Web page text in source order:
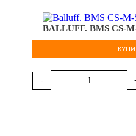
BALLUFF. BMS CS-
-